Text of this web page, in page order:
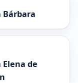
Bárbara
Elena de